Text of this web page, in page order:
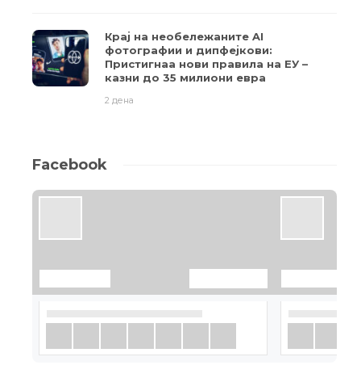
Крај на необележаните AI
фотографии и дипфејкови:
Пристигнаа нови правила на ЕУ –
казни до 35 милиони евра
2 дена
Facebook